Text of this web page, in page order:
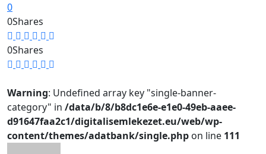
0
0Shares
0Shares
Warning: Undefined array key "single-banner-
category" in /data/b/8/b8dc1e6e-e1e0-49eb-aaee-
d91647faa2c1/digitalisemlekezet.eu/web/wp-
content/themes/adatbank/single.php on line 111